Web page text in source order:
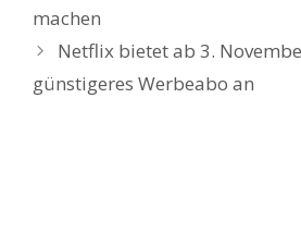
machen
Netflix bietet ab 3.
günstigeres Werbeabo an